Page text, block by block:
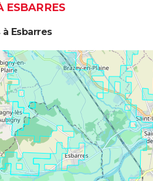
ESBARRES
Esbarres